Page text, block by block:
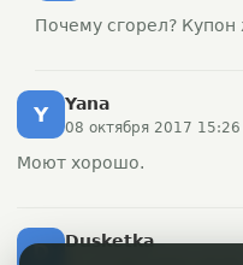
Почему сгорел?
Y Yana
08 октября 2017 15:26
Моют хорошо.
D Dusketka